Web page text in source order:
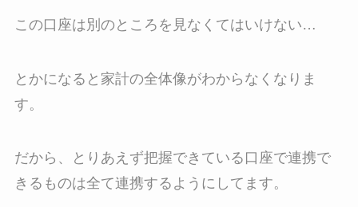
この口座は別のところを見なくてはいけない…
とかになると家計の全体像がわからなくなりま
す。
だから、とりあえず把握できている口座で連携で
きるものは全て連携するようにしてます。